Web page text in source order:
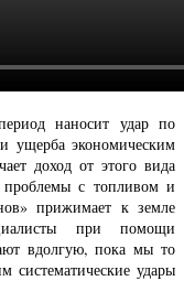
наносит удар по
ущерба экономическим
доход от этого вида
с топливом и
прижимает к земле
при помощи
вдолгую, пока мы то
систематические удары